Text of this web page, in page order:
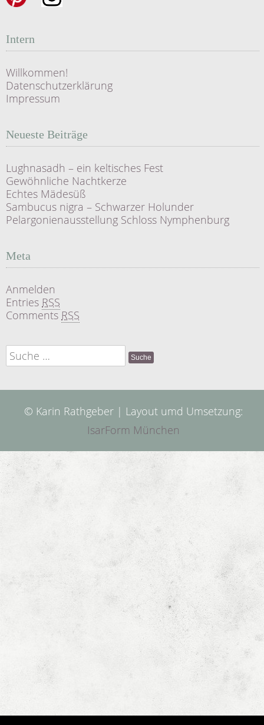
Intern
Willkommen!
Datenschutzerklärung
Impressum
Neueste Beiträge
Lughnasadh – ein keltisches Fest
Gewöhnliche Nachtkerze
Echtes Mädesüß
Sambucus nigra – Schwarzer Holunder
Pelargonienausstellung Schloss Nymphenburg
Meta
Anmelden
Entries RSS
Comments RSS
Suche
nach:
© Karin Rathgeber | Layout umd Umsetzung:
IsarForm München